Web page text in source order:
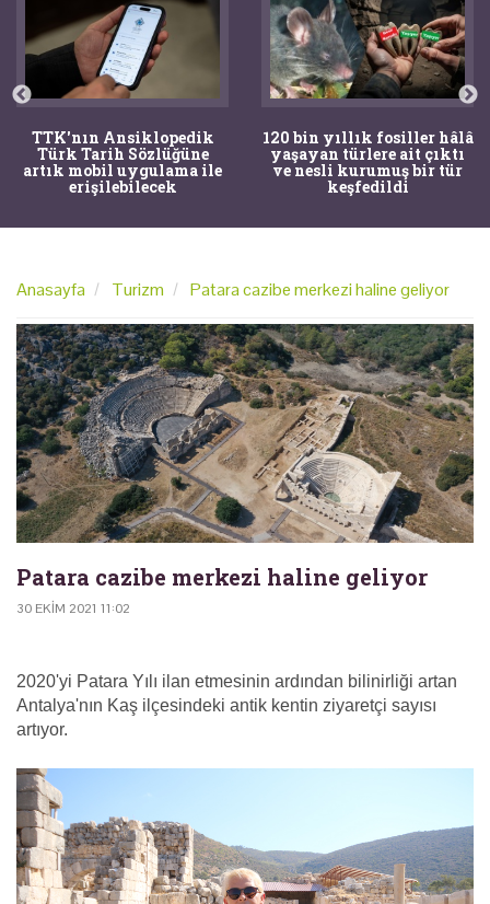
120 bin yıllık fosiller hâlâ
yaşayan türlere ait çıktı
ve nesli kurumuş bir tür
keşfedildi
Bir torba kemik adli
tıpçıları şaşkına çevirdi,
kemiklerin sırrını
arkeologlar çözdü
Anasayfa Turizm Patara cazibe merkezi haline geliyor
Patara cazibe merkezi haline geliyor
30 EKIM 2021 11:02
2020'yi Patara Yılı ilan etmesinin ardından bilinirliği artan
Antalya'nın Kaş ilçesindeki antik kentin ziyaretçi sayısı
artıyor.